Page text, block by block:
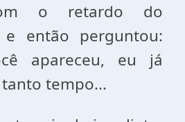
o retardo do
e então perguntou:
apareceu, eu já
tempo...